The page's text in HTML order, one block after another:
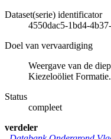
Dataset(serie) identificator
4550dac5-1bd4-
Doel van vervaardiging
Weergave van de
Kiezeloöliet Formatie.
Status
compleet
verdeler